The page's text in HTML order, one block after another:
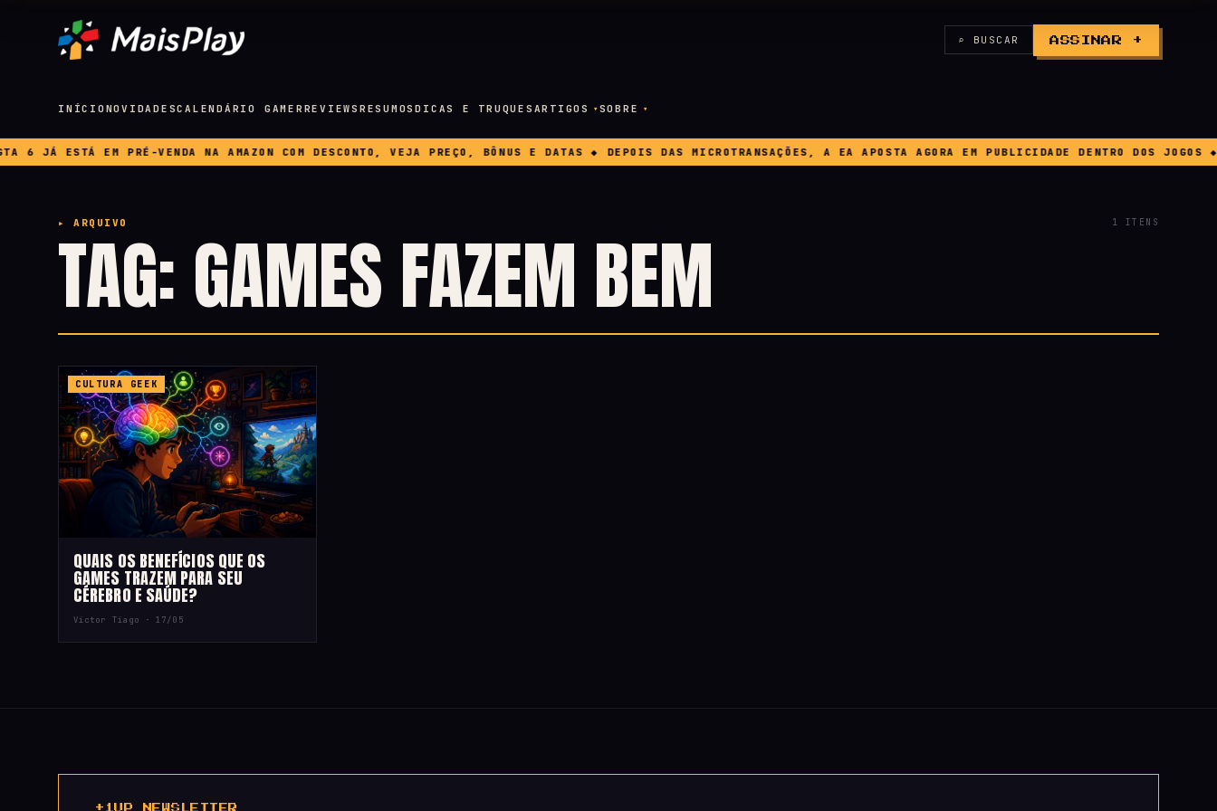
⌕ BUSCAR ASSINAR +
INÍCIO NOVIDADESCALENDÁRIO GAMER REVIEWS RESUMOSDICAS E TRUQUES ARTIGOS SOBRE
ESTÁ EM PRÉ-VENDA NA AMAZON COM DESCONTO, VEJA PREÇO, BÔNUS E DATAS ◆ DEPOIS DAS MICROTRANSAÇÕES, A EA APOSTA AGORA EM PUBLICIDADE DENTRO DOS
▸ ARQUIVO
TAG: GAMES FAZEM BEM 1 ITENS
CULTURA GEEK
QUAIS OS BENEFÍCIOS QUE OS
GAMES TRAZEM PARA SEU
CÉREBRO E SAÚDE?
Victor Tiago ·17/05
+1UP NEWSLETTER